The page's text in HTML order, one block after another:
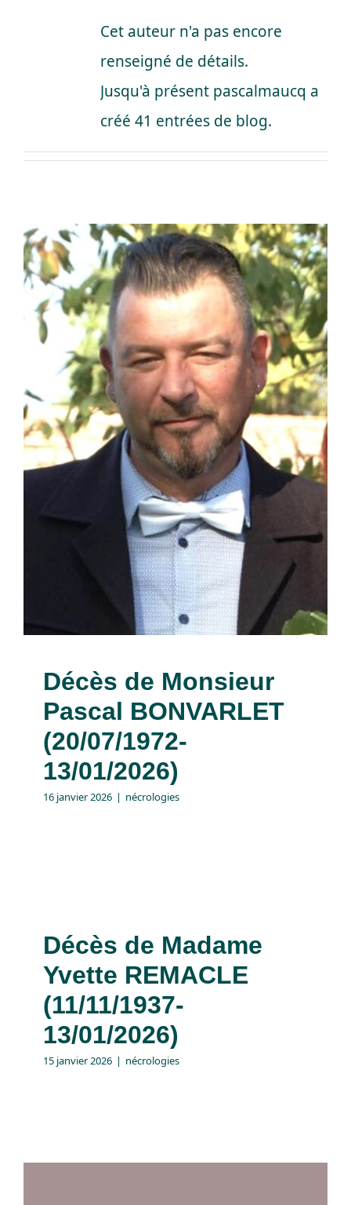
Cet auteur n'a pas encore
renseigné de détails.
Jusqu'à présent pascalmaucq a
créé 41 entrées de blog.
Décès de Monsieur
Pascal BONVARLET
(20/07/1972-13/01/2026)
nécrologies
Décès de Monsieur
Pascal BONVARLET
(20/07/1972-
13/01/2026)
16 janvier 2026 | nécrologies
Décès de Madame
Yvette REMACLE
(11/11/1937-
13/01/2026)
15 janvier 2026 | nécrologies